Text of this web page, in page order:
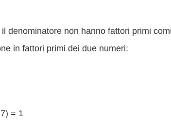
denominatore non hanno fattori primi
in fattori primi dei due numeri:
= 1